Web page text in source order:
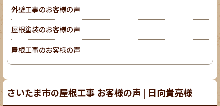
さいたま市の屋根工事 お客様の声 | 日向貴亮様
外壁工事のお客様の声
屋根塗装のお客様の声
屋根工事のお客様の声